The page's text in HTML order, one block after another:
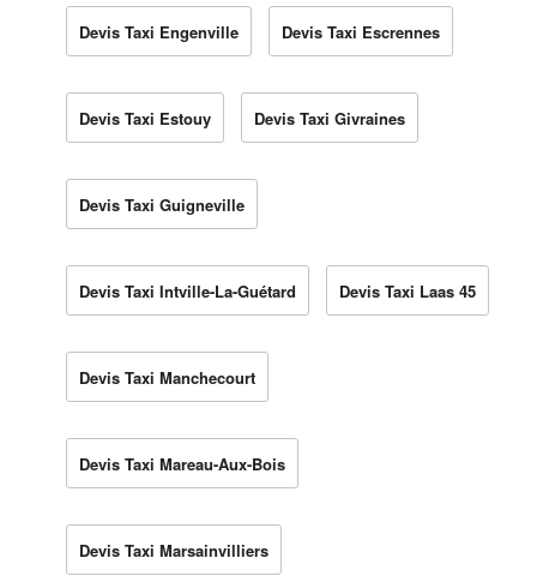
Devis Taxi Engenville Devis Taxi Escrennes
Devis Taxi Estouy Devis Taxi Givraines
Devis Taxi Guigneville
Devis Taxi Intville-La-Guétard Devis Taxi Laas 45
Devis Taxi Manchecourt
Devis Taxi Mareau-Aux-Bois
Devis Taxi Marsainvilliers